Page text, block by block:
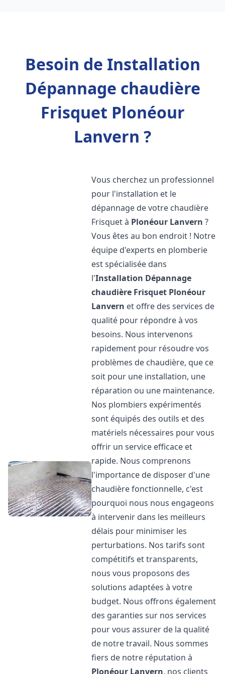
Besoin de Installation
Dépannage chaudière
Frisquet Plonéour
Lanvern ?
Vous cherchez un professionnel
pour l'installation et le
dépannage de votre chaudière
Frisquet à Plonéour Lanvern ?
Vous êtes au bon endroit ! Notre
équipe d'experts en plomberie
est spécialisée dans
l'Installation Dépannage
chaudière Frisquet Plonéour
Lanvern et offre des services de
qualité pour répondre à vos
besoins. Nous intervenons
rapidement pour résoudre vos
problèmes de chaudière, que ce
soit pour une installation, une
réparation ou une maintenance.
Nos plombiers expérimentés
sont équipés des outils et des
matériels nécessaires pour vous
offrir un service efficace et
rapide. Nous comprenons
l'importance de disposer d'une
chaudière fonctionnelle, c'est
pourquoi nous nous engageons
à intervenir dans les meilleurs
délais pour minimiser les
perturbations. Nos tarifs sont
compétitifs et transparents,
nous vous proposons des
solutions adaptées à votre
budget. Nous offrons également
des garanties sur nos services
pour vous assurer de la qualité
de notre travail. Nous sommes
fiers de notre réputation à
Plonéour Lanvern, nos clients